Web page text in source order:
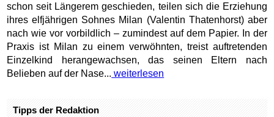
schon seit Längerem geschieden, teilen sich die Erziehung
ihres elfjährigen Sohnes Milan (Valentin Thatenhorst) aber
nach wie vor vorbildlich – zumindest auf dem Papier. In der
Praxis ist Milan zu einem verwöhnten, treist auftretenden
Einzelkind herangewachsen, das seinen Eltern nach
Belieben auf der Nase... weiterlesen
Tipps der Redaktion